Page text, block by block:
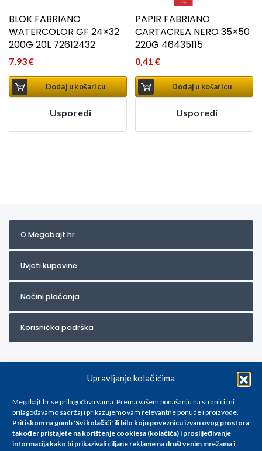
Upravljanje kolačićima
Megabajt.hr se prilagođava vama. Prema vašem ponašanju na stranici mi
prilagođavamo sadržaj i prikazujemo vam relevantne ponude i proizvode.
Pritiskom na gumb 'Svi kolačići' ili bilo koju poveznicu izvan ovog prostora
također pristajete na korištenje cookiesa (kolačića) i proslijeđivanje
informacija kako bi prikazivali ciljane reklame na društvenim mrežama i
BLOK FABRIANO
WATERCOLOR GF 24×32
200G 20L 72612432
7,93€
Dodaj u košaricu
Usporedi
PAPIR FABRIANO
CARTACREA NERO 35×50
220G 46435115
0,41€
Dodaj u košaricu
Usporedi
O Megabajt.hr
Uvjeti kupovine
Načini plaćanja
Korisnička podrška
Za artikle kojih trenutno nema u ponudi obratite nam se na
info@megabajt.hr. Sve cijene su informativnog karaktera i podložne su